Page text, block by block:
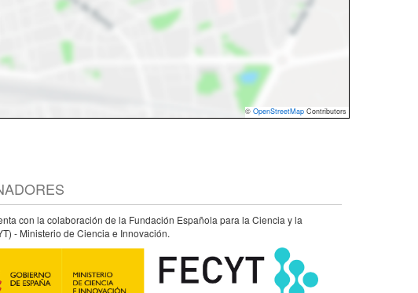
© OpenStreetMap Contributors
con la colaboración de la Fundación Española para la Ciencia y la
- Ministerio de Ciencia e Innovación.